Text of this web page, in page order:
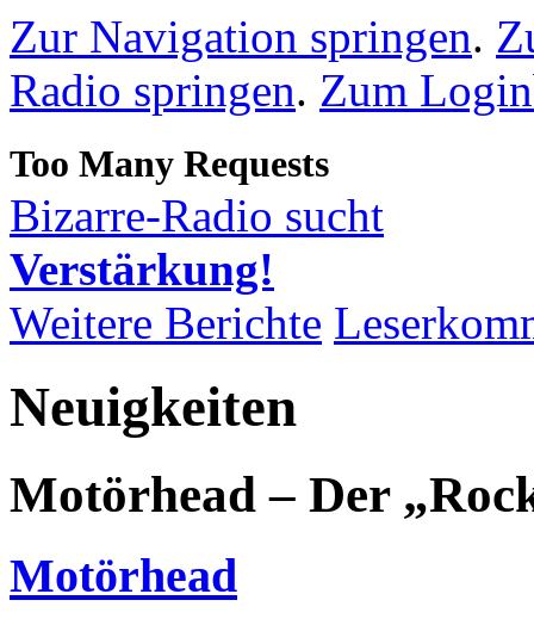
Zur Navigation springen.
Radio springen. Zum
Bizarre-Radio sucht
Verstärkung!
Weitere Berichte
Neuigkeiten
Motörhead – Der
Motörhead